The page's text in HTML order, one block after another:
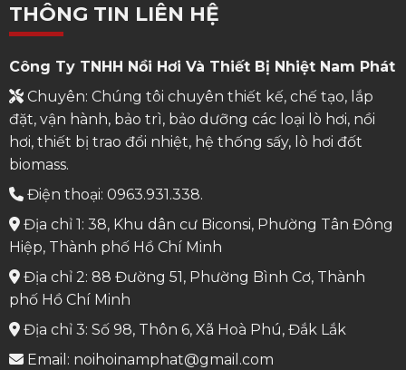
THÔNG TIN LIÊN HỆ
Công Ty TNHH Nồi Hơi Và Thiết Bị Nhiệt Nam Phát
Chuyên: Chúng tôi chuyên thiết kế, chế tạo, lắp
đặt, vận hành, bảo trì, bảo dưỡng các loại lò hơi, nồi
hơi, thiết bị trao đổi nhiệt, hệ thống sấy, lò hơi đốt
biomass.
Điện thoại: 0963.931.338.
Địa chỉ 1: 38, Khu dân cư Biconsi, Phường Tân Đông
Hiệp, Thành phố Hồ Chí Minh
Địa chỉ 2: 88 Đường 51, Phường Bình Cơ, Thành
phố Hồ Chí Minh
Địa chỉ 3: Số 98, Thôn 6, Xã Hoà Phú, Đắk Lắk
Email: noihoinamphat@gmail.com